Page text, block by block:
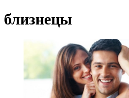
близнецы